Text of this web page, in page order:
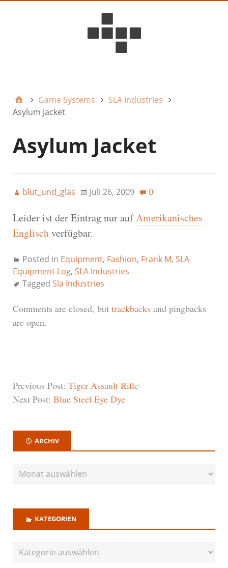
Game Systems
SLA Industries
Asylum Jacket
Asylum Jacket
blut_und_glas Juli 26, 2009 0
Leider ist der Eintrag nur aufAmerikanisches
Englischverfügbar.
Posted in Equipment, Fashion, Frank M, SLA
Equipment Log, SLA Industries
Tagged Sla Industries
Comments are closed, but trackbacks and pingbacks
are open.
Previous Post: Tiger Assault Rifle
Next Post: Blue Steel Eye Dye
ARCHIV
KATEGORIEN